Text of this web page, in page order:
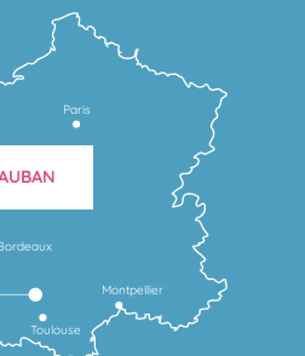
Toulouse
Montpellier
Paris